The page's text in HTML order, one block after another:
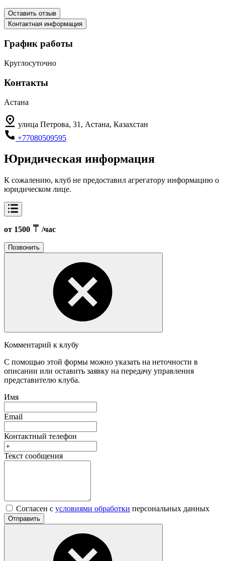
Оставить отзыв
Контактная информация
График работы
Круглосуточно
Контакты
Астана
улица Петрова, 31, Астана, Казахстан
+77080509595
Юридическая информация
К сожалению, клуб не предоставил агрегатору информацию о
юридическом лице.
от 1500 /час
Позвонить
Комментарий к клубу
С помощью этой формы можно указать на неточности в
описании или оставить заявку на передачу управления
представителю клуба.
Имя
Email
Контактный телефон
Текст сообщения
Согласен с условиями обработки персональных данных
Отправить